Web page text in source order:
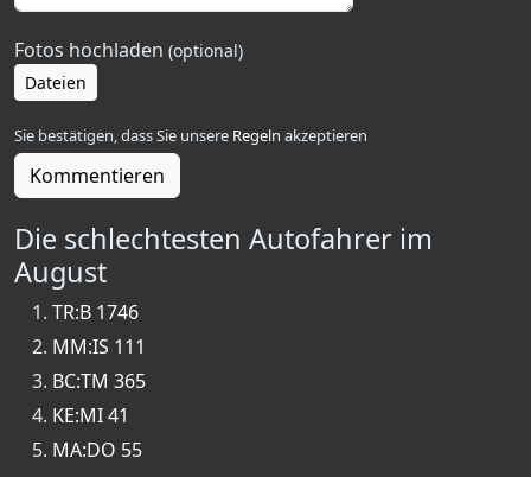
Fotos hochladen (optional)
Dateien
Sie bestätigen, dass Sie unsere Regeln akzeptieren
Kommentieren
Die schlechtesten Autofahrer im
August
TR:B 1746
MM:IS 111
BC:TM 365
KE:MI 41
MA:DO 55